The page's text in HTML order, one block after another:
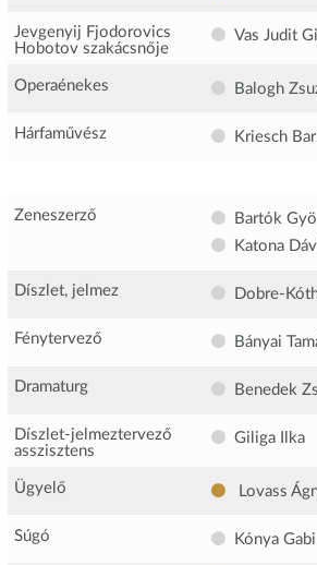
Jevgenyij Fjodorovics
Hobotov szakácsnője
Vas Judit
Operaénekes Balogh
Hárfaművész Kriesch
Zeneszerző
Bartók
Katona
Díszlet, jelmez Dobre-
Fénytervező Bányai
Dramaturg Benedek
Díszlet-jelmeztervező
asszisztens
Giliga Ilka
Ügyelő Lovass
Súgó Kónya Gabi